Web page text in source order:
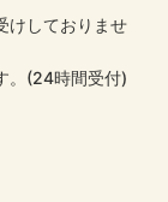
けしておりませ
。
。(24時間受付)